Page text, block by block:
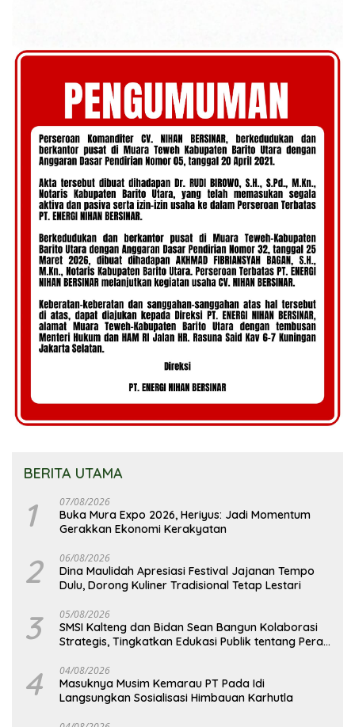
BERITA UTAMA
1 07/08/2026
Buka Mura Expo 2026, Heriyus: Jadi Momentum
Gerakkan Ekonomi Kerakyatan
2 06/08/2026
Dina Maulidah Apresiasi Festival Jajanan Tempo
Dulu, Dorong Kuliner Tradisional Tetap Lestari
3 05/08/2026
SMSI Kalteng dan Bidan Sean Bangun Kolaborasi
Strategis, Tingkatkan Edukasi Publik tentang Peran
4 04/08/2026
Masuknya Musim Kemarau PT Pada Idi
Langsungkan Sosialisasi Himbauan Karhutla